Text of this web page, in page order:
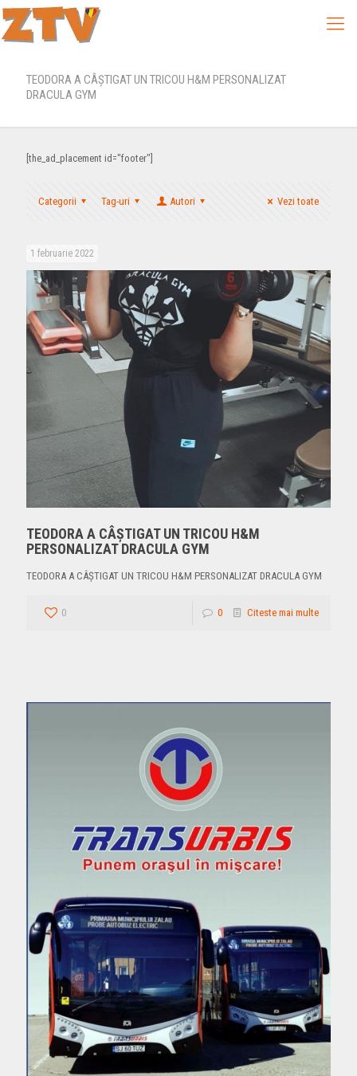
TEODORA A CÂȘTIGAT UN TRICOU H&M PERSONALIZAT
DRACULA GYM
[the_ad_placement id="footer"]
Categorii Tag-uri Autori Vezi toate
1 februarie 2022
TEODORA A CÂȘTIGAT UN TRICOU H&M
PERSONALIZAT DRACULA GYM
TEODORA A CÂȘTIGAT UN TRICOU H&M PERSONALIZAT DRACULA GYM
0 0 Citeste mai multe